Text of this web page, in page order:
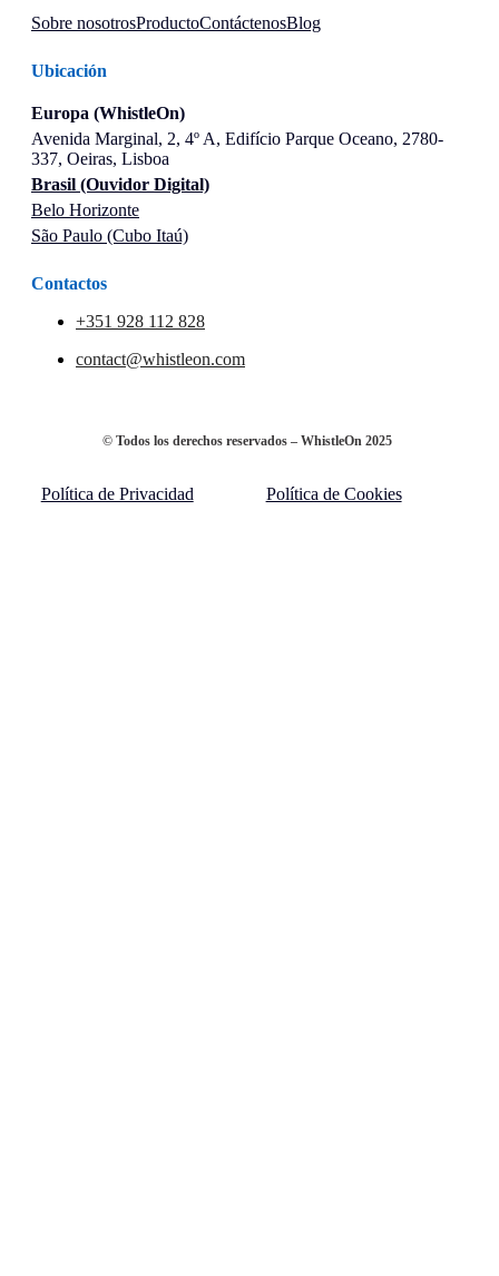
Sobre nosotrosProductoContáctenosBlog
Ubicación
Europa (WhistleOn)
Avenida Marginal, 2, 4º A, Edifício Parque Oceano, 2780-
337, Oeiras, Lisboa
Brasil (Ouvidor Digital)
Belo Horizonte
São Paulo (Cubo Itaú)
Contactos
+351 928 112 828
contact@whistleon.com
© Todos los derechos reservados – WhistleOn 2025
Política de Privacidad Política de Cookies